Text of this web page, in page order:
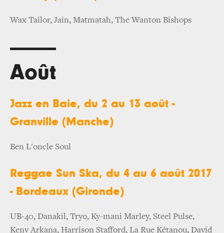
Wax Tailor​, Jain, Matmatah, The Wanton Bishops​
Août
Jazz en Baie, du 2 au 13 août -
Granville (Manche)
Ben L'oncle Soul
Reggae Sun Ska, du 4 au 6 août 2017
- Bordeaux (Gironde)
UB-40, Danakil, Tryo, Ky-mani Marley, Steel Pulse,
Keny Arkana, Harrison Stafford, La Rue Kétanou, David